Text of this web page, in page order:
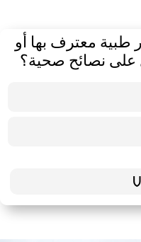
معترف بها أو
نصائح صحية؟